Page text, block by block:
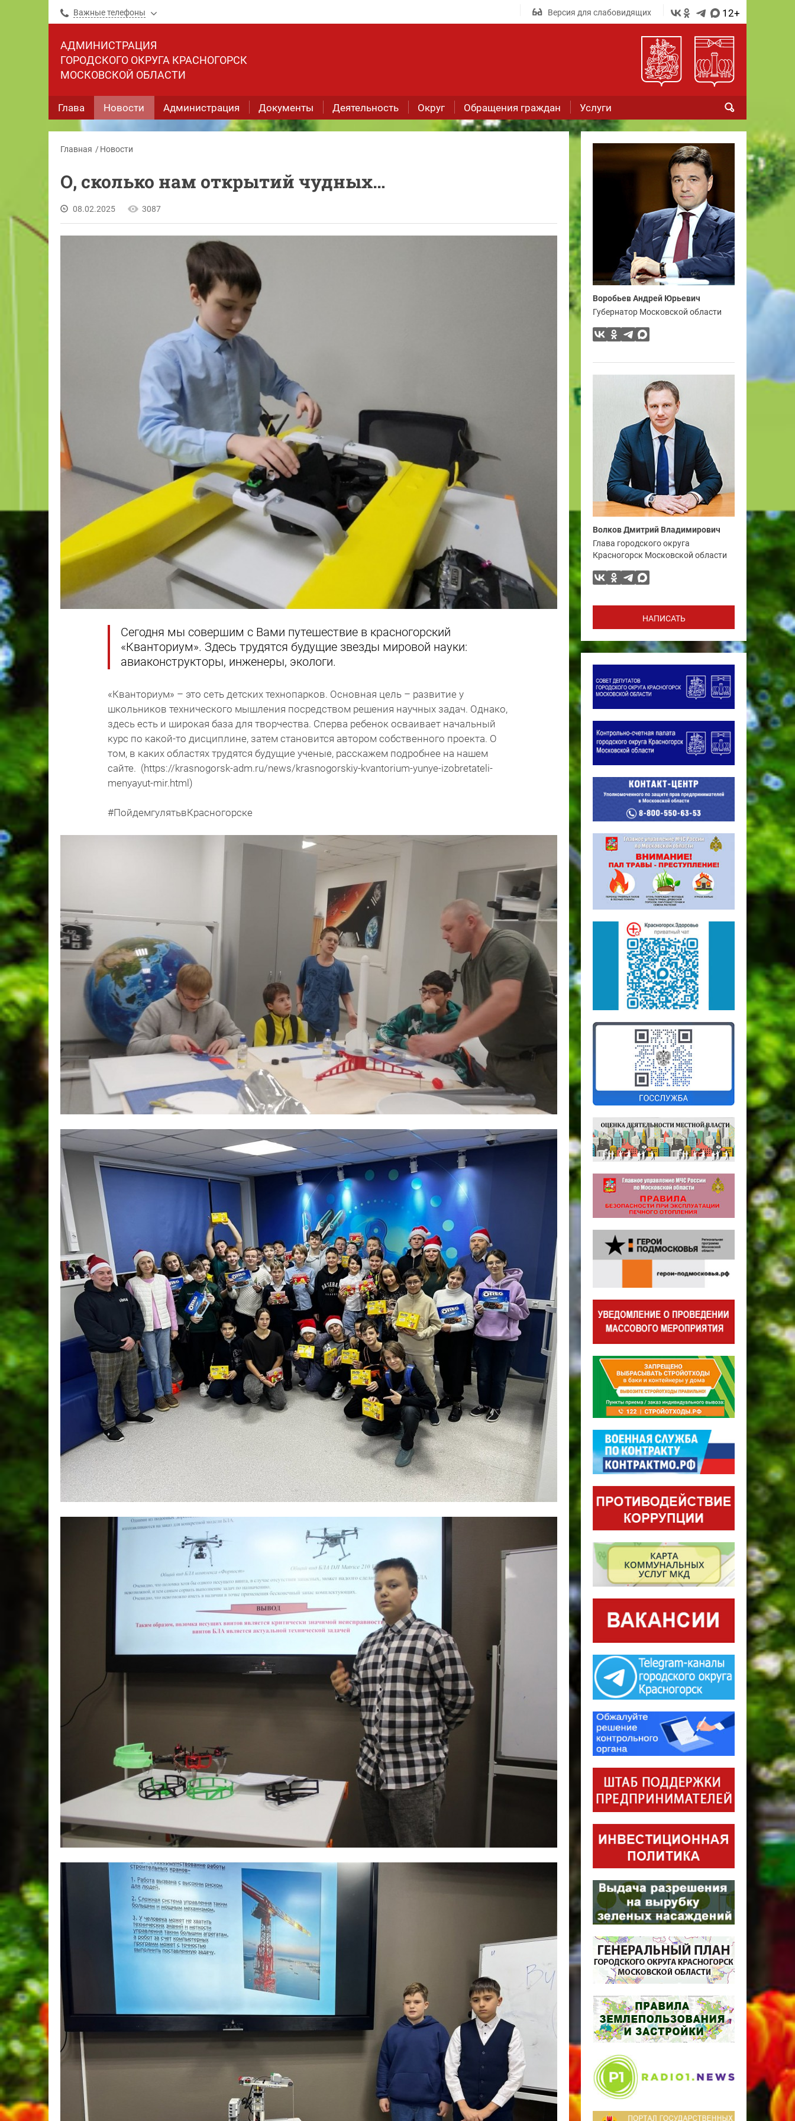
Важные телефоны Версия для слабовидящих 12+
АДМИНИСТРАЦИЯ
ГОРОДСКОГО ОКРУГА КРАСНОГОРСК
МОСКОВСКОЙ ОБЛАСТИ
Глава Новости Администрация Документы Деятельность Округ Обращения граждан Услуги
Главная Новости
О, сколько нам открытий чудных…
08.02.2025 3087
Сегодня мы совершим с Вами путешествие в красногорский
«Кванториум». Здесь трудятся будущие звезды мировой науки:
авиаконструкторы, инженеры, экологи.
«Кванториум» – это сеть детских технопарков. Основная цель – развитие у
школьников технического мышления посредством решения научных задач. Однако,
здесь есть и широкая база для творчества. Сперва ребенок осваивает начальный
курс по какой-то дисциплине, затем становится автором собственного проекта. О
том, в каких областях трудятся будущие ученые, расскажем подробнее на нашем
сайте. (https://krasnogorsk-adm.ru/news/krasnogorskiy-kvantorium-yunye-izobretateli-
menyayut-mir.html)
#ПойдемгулятьвКрасногорске
Воробьев Андрей Юрьевич
Губернатор Московской области
Волков Дмитрий Владимирович
Глава городского округа
Красногорск Московской области
НАПИСАТЬ